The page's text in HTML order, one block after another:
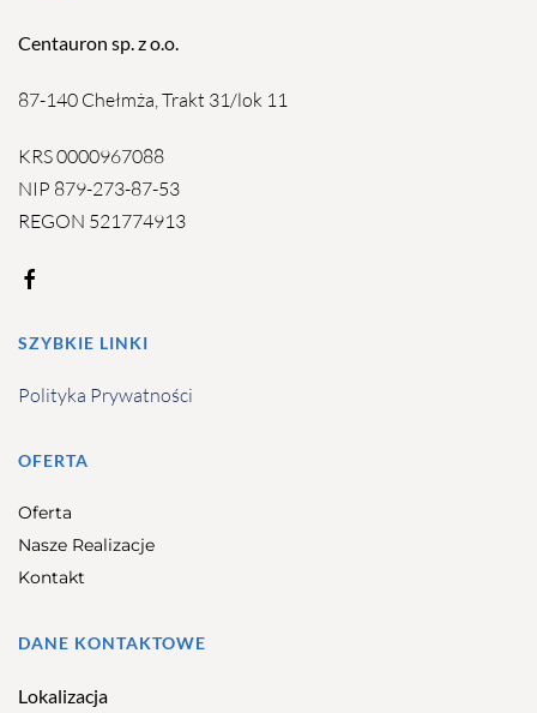
Centauron sp. z o.o.
87-140 Chełmża, Trakt 31/lok 11
KRS 0000967088
NIP 879-273-87-53
REGON 521774913
SZYBKIE LINKI
Polityka Prywatności
OFERTA
Oferta
Nasze Realizacje
Kontakt
DANE KONTAKTOWE
Lokalizacja